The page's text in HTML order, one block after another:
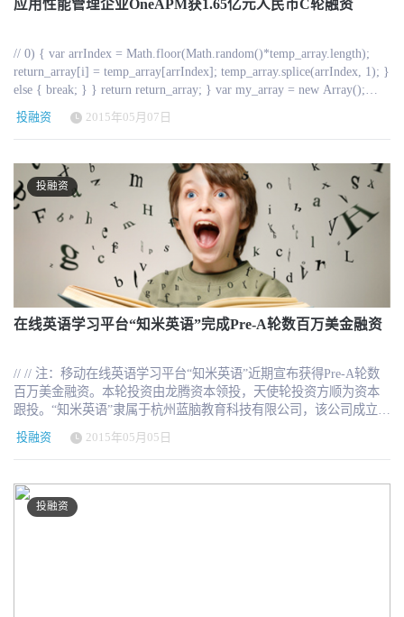
施商间并没有很多合作，在他们看来 SaaS 时代并不需要中间商。销
外，今目标未来还会和银行等机构合作，希望为今目标中关联企业
双方提供交易担保服务。 根据文荣提供的数据，今目标在上周五正
式获得老虎环球基金的 6000 万美元 B 轮融资。这笔资金着重会被投
入在上述的两个收费业务上，以及他们从国内主流互联网公司吸纳
sinCera 来源：36氪 融资历史： 2014年 5月 宣布获得1000万美金融
资：http://www.hrtechchina.com/archives/1533 另外北森刚刚宣布获
得C轮1.1亿人民币融资，这边企业OA今目标宣布6000万美金B轮融
资。。。 还有畅捷通今天股价25块，总市值 14亿港元。这意味着今
目标的估值已经远远超过畅捷通。。。
应用性能管理企业OneAPM获1.65亿元人民币C轮融资
// 0) { var arrIndex = Math.floor(Math.random()*temp_array.length);
return_array[i] = temp_array[arrIndex]; temp_array.splice(arrIndex, 1); }
else { break; } } return return_array; } var my_array = new Array();
my_array=[' 【读书】优劣悬殊：抗美援朝敌我装备差距有多大 ','
【教育】女大学生4年穷游227城市 足迹超10万公里 ',' 【育儿】四年
级男生暴打女老师 小心暴力教育遗传 ',' 【健康】三种菜防癌效果奇
好 直系亲属输血会致死 ',' 【女性】中国结婚成本30年增千倍 你还婚
得起吗 ',' 【时尚】女人要像林青霞一样优雅老去 ',' 【星座】唐立淇
周运 周运:金牛最好运双子最倒霉 ',' 【收藏】纽约苏富比晚拍
TOP5：梵高作品4.11亿 ',];my_array = getArrayItems(my_array,2); var
hotresult = '';for (i = 0; i < my_array.length; i++) { hotresult = hotresult
+ my_array[i];} document.getElementById("tttj_blk02_01").innerHTML
= hotresult;})(); // ]]>// // 国内应用性能管理企业OneAPM宣布获得成
为资本领投，经纬创投、启明创投跟投的1.65亿元人民币C轮融资，
同时发布浏览器端性能管理产品Bi(Browser Insight)。 “1.65亿刷新
了近年来中国企业级SaaS服务市场融资额记录，表明资本市场对去
于BI市场，以及潜在的各种可能性商业并购，目标是成为类甲骨文
的超大型软件企业。 // 0) { var arrIndex =
Math.floor(Math.random()*temp_array.length); return_array[i] =
temp_array[arrIndex]; temp_array.splice(arrIndex, 1); } else { break; } }
年穷游227城市 足迹超10万公里 ',' 【育儿】四年级男生暴打女老师
小心暴力教育遗传 ',' 【健康】三种菜防癌效果奇好 直系亲属输血会
投融资 2015年05月07日
投融资
在线英语学习平台“知米英语”完成Pre-A轮数百万美金融资
// // 注：移动在线英语学习平台“知米英语”近期宣布获得Pre-A轮数
百万美金融资。本轮投资由龙腾资本领投，天使轮投资方顺为资本
跟投。“知米英语”隶属于杭州蓝脑教育科技有限公司，该公司成立于
2014年，先后推出“知米背单词”以及“知米听力”两款移动应用。团队
成员来自于网易、阿里等公司，创始团队包括曾担任网易云课堂项
目的成员。 “知米背单词”上线于2013年底，是一款针对大学及初高
中在校生英语考试需求，专注提供移动在线英语学习备考工具和服
务。产品功能包括：搭配记单词、锁屏复习单词、自定义生词本、
定期自动同步、支持离线学习等，覆盖用户备考大学四六级、考
投融资 2015年05月05日
投融资